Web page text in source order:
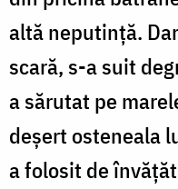
altă neputință.
scară, s-a suit
a sărutat pe
deșert osteneala
a folosit de